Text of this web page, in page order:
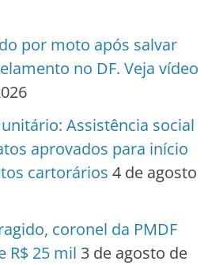
por moto após salvar
no DF. Veja vídeo
Assistência social
aprovados para início
cartorários 4 de agosto
coronel da PMDF
R$ 25 mil 3 de agosto de